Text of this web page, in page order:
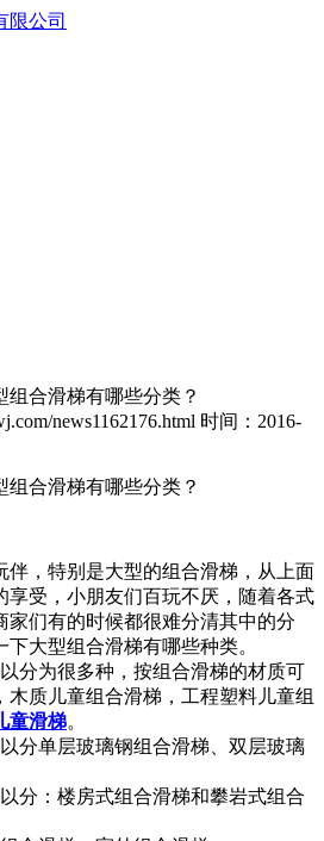
合滑梯有哪些分类？
news1162176.html 时间：2016-
组合滑梯有哪些分类？
伴，特别是大型的组合滑梯，从上面
享受，小朋友们百玩不厌，随着各式
家们有的时候都很难分清其中的分
大型组合滑梯有哪些种类。
分为很多种，按组合滑梯的材质可
木质儿童组合滑梯，工程塑料儿童组
童滑梯。
分单层玻璃钢组合滑梯、双层玻璃
：楼房式组合滑梯和攀岩式组合